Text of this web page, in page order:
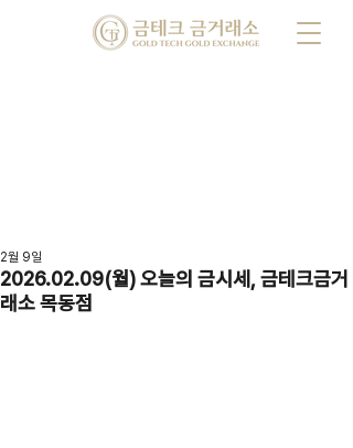
2026.02.09(월) 오늘의 금시세, 금테크금거
래소 목동점
2월 9일